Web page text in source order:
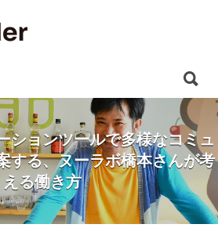
ションツールで多様なコミュ
する、ヌーラボ橋本さんが考
える働き方